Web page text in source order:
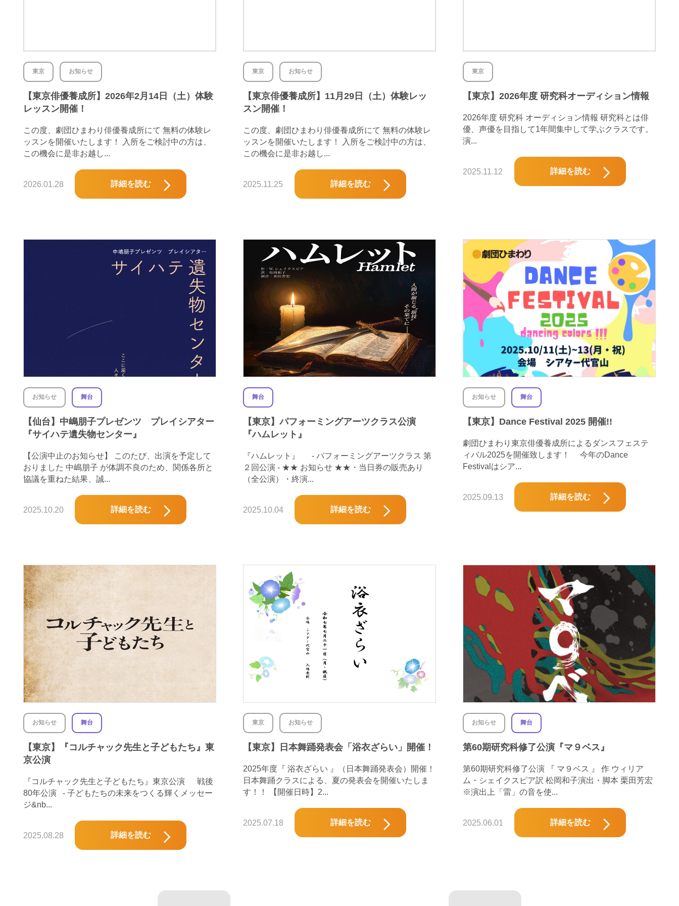
東京 お知らせ
【東京俳優養成所】2026年2月14日（土）体験
レッスン開催！
この度、劇団ひまわり俳優養成所にて 無料の体験レ
ッスンを開催いたします！ 入所をご検討中の方は、
この機会に是非お越し...
2026.01.28 詳細を読む
東京 お知らせ
【東京俳優養成所】11月29日（土）体験レッ
スン開催！
この度、劇団ひまわり俳優養成所にて 無料の体験レ
ッスンを開催いたします！ 入所をご検討中の方は、
この機会に是非お越し...
2025.11.25 詳細を読む
東京
【東京】2026年度 研究科オーディション情報
2026年度 研究科 オーディション情報 研究科とは俳
優、声優を目指して1年間集中して学ぶクラスです。
演...
2025.11.12 詳細を読む
お知らせ 舞台
【仙台】中嶋朋子プレゼンツ プレイシアター
『サイハテ遺失物センター』
【公演中止のお知らせ】 このたび、出演を予定して
おりました 中嶋朋子 が体調不良のため、関係各所と
協議を重ねた結果、誠...
2025.10.20 詳細を読む
舞台
【東京】パフォーミングアーツクラス公演
『ハムレット』
『ハムレット』 - パフォーミングアーツクラス 第
２回公演 - ★★ お知らせ ★★・当日券の販売あり
（全公演）・終演...
2025.10.04 詳細を読む
お知らせ 舞台
【東京】Dance Festival 2025 開催!!
劇団ひまわり東京俳優養成所によるダンスフェステ
ィバル2025を開催致します！ 今年のDance
Festivalはシア...
2025.09.13 詳細を読む
お知らせ 舞台
【東京】『コルチャック先生と子どもたち』東
京公演
『コルチャック先生と子どもたち』東京公演 戦後
80年公演 - 子どもたちの未来をつくる輝くメッセー
ジ&nb...
2025.08.28 詳細を読む
東京 お知らせ
【東京】日本舞踊発表会「浴衣ざらい」開催！
2025年度『 浴衣ざらい 』（日本舞踊発表会）開催！
日本舞踊クラスによる、夏の発表会を開催いたしま
す！！ 【開催日時】2...
2025.07.18 詳細を読む
お知らせ 舞台
第60期研究科修了公演『マ９ベス』
第60期研究科修了公演 『 マ９ベス 』 作 ウィリア
ム・シェイクスピア訳 松岡和子演出・脚本 栗田芳宏
※演出上「雷」の音を使...
2025.06.01 詳細を読む